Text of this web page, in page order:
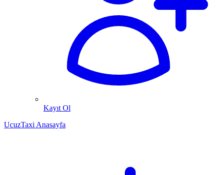
Kayıt Ol
UcuzTaxi Anasayfa